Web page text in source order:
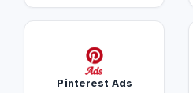
Pinterest Ads